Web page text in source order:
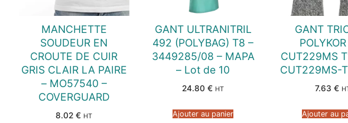
MANCHETTE
SOUDEUR EN
CROUTE DE CUIR
GRIS CLAIR LA PAIRE
– MO57540 –
COVERGUARD
8.02€ HT
GANT ULTRANITRIL
492 (POLYBAG) T8 –
3449285/08 – MAPA
– Lot de 10
24.80€ HT
Ajouter au panier
GANT
CUT229MS
CUT229MS-
7.63 €
Ajouter au